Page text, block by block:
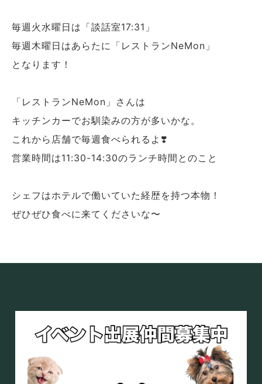
毎週火水曜日は「談話室17:31」
毎週木曜日はあらたに「レストランNeMon」
となります！
「レストランNeMon」さんは
キッチンカーでお馴染みの方が多いかな。
これから店舗で毎週食べられるよ❣️
営業時間は11:30-14:30のランチ時間とのこと
シェフはホテルで働いていた経歴を持つ本物！
ぜひぜひ食べに来てくださいな〜